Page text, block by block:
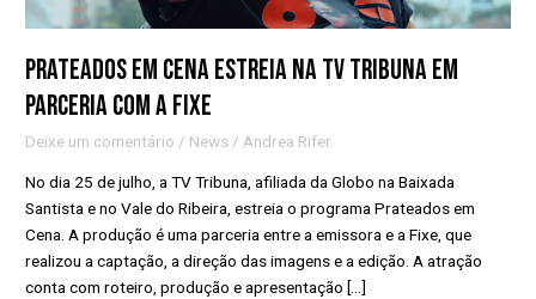
Prateados em Cena estreia na TV Tribuna em
parceria com a Fixe
Deixe um comentário / News / Andrea Rifer
No dia 25 de julho, a TV Tribuna, afiliada da Globo na Baixada
Santista e no Vale do Ribeira, estreia o programa Prateados em
Cena. A produção é uma parceria entre a emissora e a Fixe, que
realizou a captação, a direção das imagens e a edição. A atração
conta com roteiro, produção e apresentação […]
com
a
Fixe